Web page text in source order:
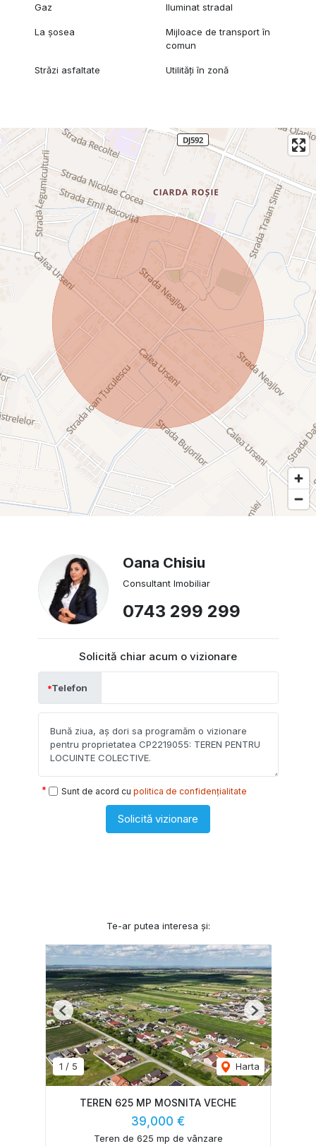
Gaz Iluminat stradal
La șosea
Mijloace de transport în
comun
Străzi asfaltate Utilități în zonă
Oana Chisiu
Consultant Imobiliar
0743 299 299
Solicită chiar acum o vizionare
Telefon
Sunt de acord cu politica de confidențialitate
Solicită vizionare
Te-ar putea interesa și:
1 / 5 Harta
Previous Next
TEREN 625 MP MOSNITA VECHE
39,000 €
Teren de 625 mp de vânzare